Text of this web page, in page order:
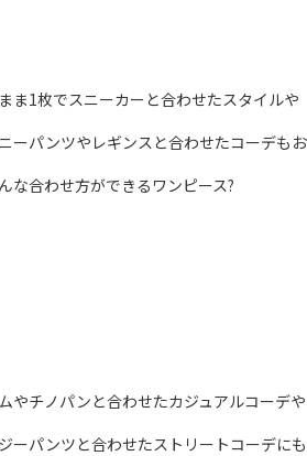
ま1枚でスニーカーと合わせたスタイルや
ーパンツやレギンスと合わせたコーデも
な合わせ方ができるワンピース?
やチノパンと合わせたカジュアルコーデや
ーパンツと合わせたストリートコーデにも